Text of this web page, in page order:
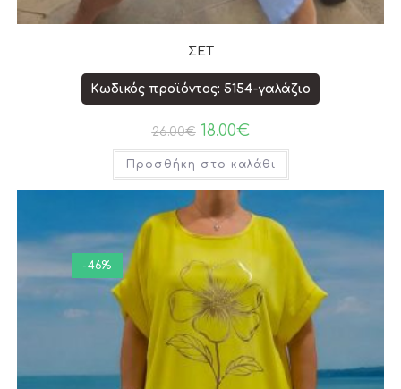
ΣΕΤ
Κωδικός προϊόντος: 5154-γαλάζιο
26.00€ 18.00€
Προσθήκη στο καλάθι
-46%